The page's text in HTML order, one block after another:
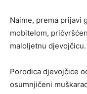
Naime, prema prijavi
mobitelom,
maloljetnu djevojčicu.
Porodica djevojčice
osumnjičeni